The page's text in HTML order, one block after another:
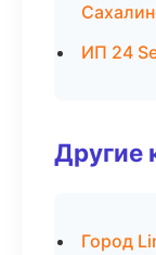
ИП 24
Другие
Город